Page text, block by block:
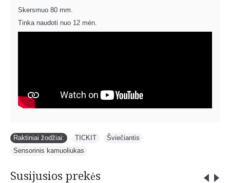
Skersmuo 80 mm.
Tinka naudoti nuo 12 mėn.
Raktiniai žodžiai: TICKIT Šviečiantis
Sensorinis kamuoliukas
Susijusios prekės